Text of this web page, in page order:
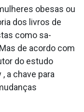
obesas ou
dos livros de
como sa­
de acordo com
do estudo
a chave para